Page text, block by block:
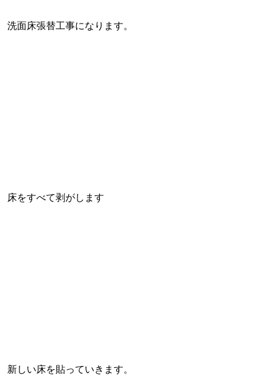
洗面床張替工事になります。
床をすべて剥がします
新しい床を貼っていきます。